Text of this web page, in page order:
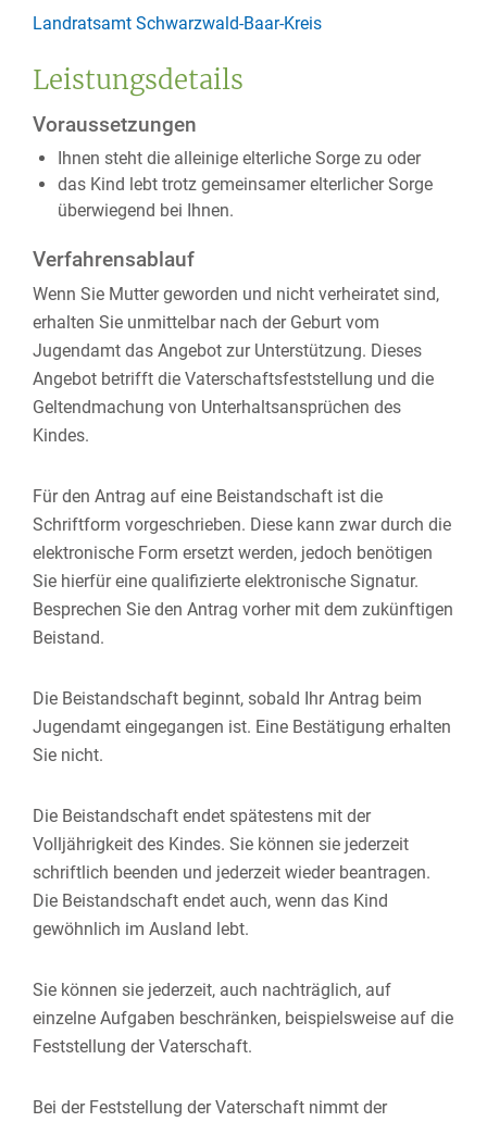
Landratsamt Schwarzwald-Baar-Kreis
Leistungsdetails
Voraussetzungen
Ihnen steht die alleinige elterliche Sorge zu oder
das Kind lebt trotz gemeinsamer elterlicher Sorge
überwiegend bei Ihnen.
Verfahrensablauf
Wenn Sie Mutter geworden und nicht verheiratet sind,
erhalten Sie unmittelbar nach der Geburt vom
Jugendamt das Angebot zur Unterstützung. Dieses
Angebot betrifft die Vaterschaftsfeststellung und die
Geltendmachung von Unterhaltsansprüchen des
Kindes.
Für den Antrag auf eine Beistandschaft ist die
Schriftform vorgeschrieben. Diese kann zwar durch die
elektronische Form ersetzt werden, jedoch benötigen
Sie hierfür eine qualifizierte elektronische Signatur.
Besprechen Sie den Antrag vorher mit dem zukünftigen
Beistand.
Die Beistandschaft beginnt, sobald Ihr Antrag beim
Jugendamt eingegangen ist. Eine Bestätigung erhalten
Sie nicht.
Die Beistandschaft endet spätestens mit der
Volljährigkeit des Kindes. Sie können sie jederzeit
schriftlich beenden und jederzeit wieder beantragen.
Die Beistandschaft endet auch, wenn das Kind
gewöhnlich im Ausland lebt.
Sie können sie jederzeit, auch nachträglich, auf
einzelne Aufgaben beschränken, beispielsweise auf die
Feststellung der Vaterschaft.
Bei der Feststellung der Vaterschaft nimmt der